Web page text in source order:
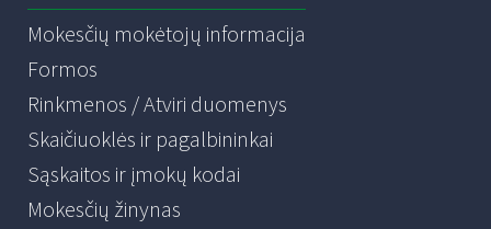
Mokesčių mokėtojų informacija
Formos
Rinkmenos / Atviri duomenys
Skaičiuoklės ir pagalbininkai
Sąskaitos ir įmokų kodai
Mokesčių žinynas